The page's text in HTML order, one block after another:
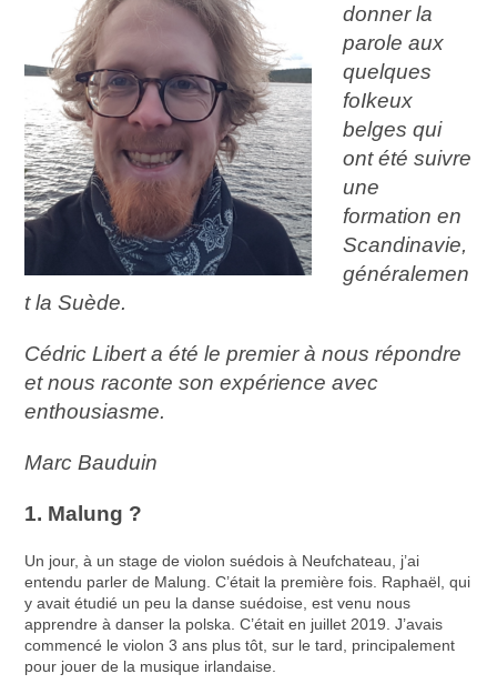
donner la
parole aux
quelques
foIkeux
belges qui
ont été suivre
une
formation en
Scandinavie,
généralemen
t la Suède.
Cédric Libert a été le premier à nous répondre
et nous raconte son expérience avec
enthousiasme.
Marc Bauduin
1. Malung ?
Un jour, à un stage de violon suédois à Neufchateau, j’ai
entendu parler de Malung. C’était la première fois. Raphaël, qui
y avait étudié un peu la danse suédoise, est venu nous
apprendre à danser la polska. C’était en juillet 2019. J’avais
commencé le violon 3 ans plus tôt, sur le tard, principalement
pour jouer de la musique irlandaise.